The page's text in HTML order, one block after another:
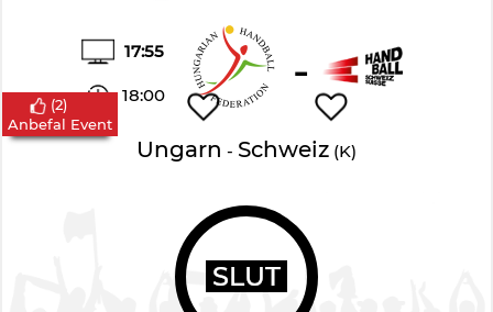
17:55
18:00 -
Ungarn - Schweiz(K)
SLUT
(2)
Anbefal Event